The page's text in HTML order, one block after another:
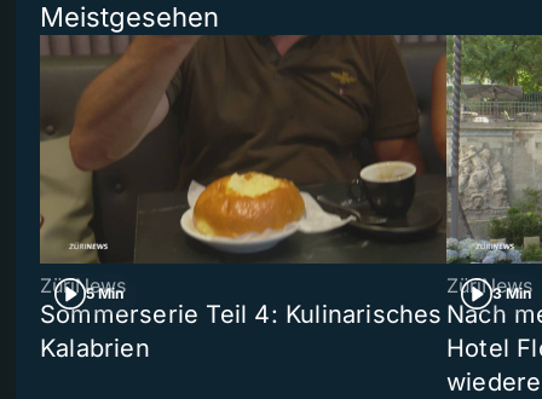
Meistgesehen
5 Min
ZüriNews
Sommerserie Teil 4: Kulinarisches
Kalabrien
3 Min
ZüriNews
Nach
Hotel